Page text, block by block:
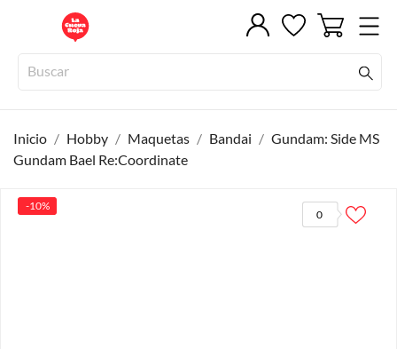
Inicio Hobby Maquetas Bandai
Gundam: Side MS
Gundam Bael Re:Coordinate
0
-10%